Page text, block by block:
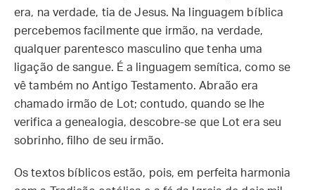
era, na verdade, tia de Jesus. Na linguagem bíblica
percebemos facilmente que irmão, na verdade,
qualquer parentesco masculino que tenha uma
ligação de sangue. É a linguagem semítica, como se
vê também no Antigo Testamento. Abraão era
chamado irmão de Lot; contudo, quando se lhe
verifica a genealogia, descobre-se que Lot era seu
sobrinho, filho de seu irmão.
Os textos bíblicos estão, pois, em perfeita harmonia